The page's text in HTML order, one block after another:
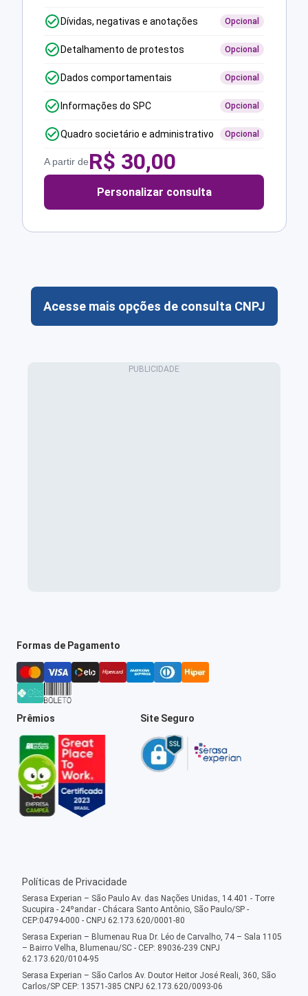
Dívidas, negativas e anotações Opcional
Detalhamento de protestos Opcional
Dados comportamentais Opcional
Informações do SPC Opcional
Quadro societário e administrativo Opcional
A partir deR$ 30,00
Personalizar consulta
Acesse mais opções de consulta CNPJ
Formas de Pagamento
Prêmios Site Seguro
Políticas de Privacidade
Serasa Experian – São Paulo Av. das Nações Unidas, 14.401 - Torre
Sucupira - 24ºandar - Chácara Santo Antônio, São Paulo/SP -
CEP:04794-000 - CNPJ 62.173.620/0001-80
Serasa Experian – Blumenau Rua Dr. Léo de Carvalho, 74 – Sala 1105
– Bairro Velha, Blumenau/SC - CEP: 89036-239 CNPJ
62.173.620/0104-95
Serasa Experian – São Carlos Av. Doutor Heitor José Reali, 360, São
Carlos/SP CEP: 13571-385 CNPJ 62.173.620/0093-06